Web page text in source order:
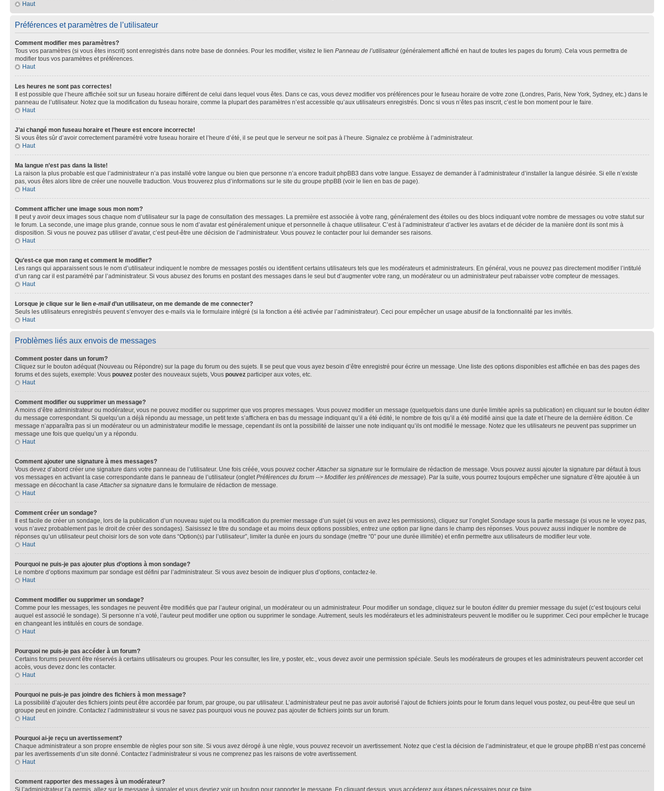
Haut
Préférences et paramètres de l’utilisateur
Comment modifier mes paramètres?
Tous vos paramètres (si vous êtes inscrit) sont enregistrés dans notre base de données. Pour les modifier, visitez le lien Panneau de l’utilisateur(généralement affiché en haut de toutes les pages du forum). Cela vous permettra de
modifier tous vos paramètres et préférences.
Haut
Les heures ne sont pas correctes!
Il est possible que l’heure affichée soit sur un fuseau horaire différent de celui dans lequel vous êtes. Dans ce cas, vous devez modifier vos préférences pour le fuseau horaire de votre zone (Londres, Paris, New York, Sydney, etc.) dans le
panneau de l’utilisateur. Notez que la modification du fuseau horaire, comme la plupart des paramètres n’est accessible qu’aux utilisateurs enregistrés. Donc si vous n’êtes pas inscrit, c’est le bon moment pour le faire.
Haut
J’ai changé mon fuseau horaire et l’heure est encore incorrecte!
Si vous êtes sûr d’avoir correctement paramétré votre fuseau horaire et l’heure d’été, il se peut que le serveur ne soit pas à l’heure. Signalez ce problème à l’administrateur.
Haut
Ma langue n’est pas dans la liste!
La raison la plus probable est que l’administrateur n’a pas installé votre langue ou bien que personne n’a encore traduit phpBB3 dans votre langue. Essayez de demander à l’administrateur d’installer la langue désirée. Si elle n’existe
pas, vous êtes alors libre de créer une nouvelle traduction. Vous trouverez plus d’informations sur le site du groupe phpBB (voir le lien en bas de page).
Haut
Comment afficher une image sous mon nom?
Il peut y avoir deux images sous chaque nom d’utilisateur sur la page de consultation des messages. La première est associée à votre rang, généralement des étoiles ou des blocs indiquant votre nombre de messages ou votre statut sur
le forum. La seconde, une image plus grande, connue sous le nom d’avatar est généralement unique et personnelle à chaque utilisateur. C’est à l’administrateur d’activer les avatars et de décider de la manière dont ils sont mis à
disposition. Si vous ne pouvez pas utiliser d’avatar, c’est peut-être une décision de l’administrateur. Vous pouvez le contacter pour lui demander ses raisons.
Haut
Qu’est-ce que mon rang et comment le modifier?
Les rangs qui apparaissent sous le nom d’utilisateur indiquent le nombre de messages postés ou identifient certains utilisateurs tels que les modérateurs et administrateurs. En général, vous ne pouvez pas directement modifier l’intitulé
d’un rang car il est paramétré par l’administrateur. Si vous abusez des forums en postant des messages dans le seul but d’augmenter votre rang, un modérateur ou un administrateur peut rabaisser votre compteur de messages.
Haut
Lorsque je clique sur le lien e-maild’un utilisateur, on me demande de me connecter?
Seuls les utilisateurs enregistrés peuvent s’envoyer des e-mails via le formulaire intégré (si la fonction a été activée par l’administrateur). Ceci pour empêcher un usage abusif de la fonctionnalité par les invités.
Haut
Problèmes liés aux envois de messages
Comment poster dans un forum?
Cliquez sur le bouton adéquat (Nouveau ou Répondre) sur la page du forum ou des sujets. Il se peut que vous ayez besoin d’être enregistré pour écrire un message. Une liste des options disponibles est affichée en bas des pages des
forums et des sujets, exemple: Vous pouvez poster des nouveaux sujets, Vous pouvez participer aux votes, etc.
Haut
Comment modifier ou supprimer un message?
A moins d’être administrateur ou modérateur, vous ne pouvez modifier ou supprimer que vos propres messages. Vous pouvez modifier un message (quelquefois dans une durée limitée après sa publication) en cliquant sur le bouton éditer
du message correspondant. Si quelqu’un a déjà répondu au message, un petit texte s’affichera en bas du message indiquant qu’il a été édité, le nombre de fois qu’il a été modifié ainsi que la date et l’heure de la dernière édition. Ce
message n’apparaîtra pas si un modérateur ou un administrateur modifie le message, cependant ils ont la possibilité de laisser une note indiquant qu’ils ont modifié le message. Notez que les utilisateurs ne peuvent pas supprimer un
message une fois que quelqu’un y a répondu.
Haut
Comment ajouter une signature à mes messages?
Vous devez d’abord créer une signature dans votre panneau de l’utilisateur. Une fois créée, vous pouvez cocherAttacher sa signature sur le formulaire de rédaction de message. Vous pouvez aussi ajouter la signature par défaut à tous
vos messages en activant la case correspondante dans le panneau de l’utilisateur (ongletPréférences du forum --> Modifier les préférences de message). Par la suite, vous pourrez toujours empêcher une signature d’être ajoutée à un
message en décochant la caseAttacher sa signature dans le formulaire de rédaction de message.
Haut
Comment créer un sondage?
Il est facile de créer un sondage, lors de la publication d’un nouveau sujet ou la modification du premier message d’un sujet (si vous en avez les permissions), cliquez sur l’ongletSondage sous la partie message (si vous ne le voyez pas,
vous n’avez probablement pas le droit de créer des sondages). Saisissez le titre du sondage et au moins deux options possibles, entrez une option par ligne dans le champ des réponses. Vous pouvez aussi indiquer le nombre de
réponses qu’un utilisateur peut choisir lors de son vote dans “Option(s) par l’utilisateur”, limiter la durée en jours du sondage (mettre “0” pour une durée illimitée) et enfin permettre aux utilisateurs de modifier leur vote.
Haut
Pourquoi ne puis-je pas ajouter plus d’options à mon sondage?
Le nombre d’options maximum par sondage est défini par l’administrateur. Si vous avez besoin de indiquer plus d’options, contactez-le.
Haut
Comment modifier ou supprimer un sondage?
Comme pour les messages, les sondages ne peuvent être modifiés que par l’auteur original, un modérateur ou un administrateur. Pour modifier un sondage, cliquez sur le bouton éditerdu premier message du sujet (c’est toujours celui
auquel est associé le sondage). Si personne n’a voté, l’auteur peut modifier une option ou supprimer le sondage. Autrement, seuls les modérateurs et les administrateurs peuvent le modifier ou le supprimer. Ceci pour empêcher le trucage
en changeant les intitulés en cours de sondage.
Haut
Pourquoi ne puis-je pas accéder à un forum?
Certains forums peuvent être réservés à certains utilisateurs ou groupes. Pour les consulter, les lire, y poster, etc., vous devez avoir une permission spéciale. Seuls les modérateurs de groupes et les administrateurs peuvent accorder cet
accès, vous devez donc les contacter.
Haut
Pourquoi ne puis-je pas joindre des fichiers à mon message?
La possibilité d’ajouter des fichiers joints peut être accordée par forum, par groupe, ou par utilisateur. L’administrateur peut ne pas avoir autorisé l’ajout de fichiers joints pour le forum dans lequel vous postez, ou peut-être que seul un
groupe peut en joindre. Contactez l’administrateur si vous ne savez pas pourquoi vous ne pouvez pas ajouter de fichiers joints sur un forum.
Haut
Pourquoi ai-je reçu un avertissement?
Chaque administrateur a son propre ensemble de règles pour son site. Si vous avez dérogé à une règle, vous pouvez recevoir un avertissement. Notez que c’est la décision de l’administrateur, et que le groupe phpBB n’est pas concerné
par les avertissements d’un site donné. Contactez l’administrateur si vous ne comprenez pas les raisons de votre avertissement.
Haut
Comment rapporter des messages à un modérateur?
Si l’administrateur l’a permis, allez sur le message à signaler et vous devriez voir un bouton pour rapporter le message. En cliquant dessus, vous accéderez aux étapes nécessaires pour ce faire.